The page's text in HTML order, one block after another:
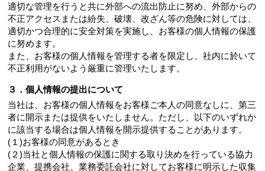
適切な管理を行うと共に外部への流出防止に努め、外部からの
不正アクセスまたは紛失、破壊、改ざん等の危険に対しては、
適切かつ合理的に安全対策を実施し、お客様の個人情報の保護
に努めます。
また、お客様の個人情報を管理する者を限定し、社内に於いて
不正利用がないよう厳重に管理いたします。
３．個人情報の提出について
当社は、お客様の個人情報をお客様ご本人の同意なしに、第三
者に開示または提供をいたしません。ただし、以下のいずれか
に該当する場合は個人情報を開示提供することがあります。
(１)お客様の同意があるとき
(２)当社と個人情報の保護に関する取り決めを行っている協力
企業、提携会社、業務委託会社に対してお客様に明示した収集